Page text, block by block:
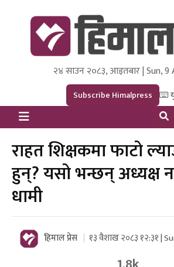
Himal Press
Dot NewsyNepal Media and
२४ साउन २०८३, आइतबार | Sun, 9
Subscribe Himalpress
राहत शिक्षकमा फाटो
हुन्? यसो भन्छन् अध्यक्ष
धामी
हिमाल प्रेस १३ वैशाख २०८३ १२:३१ |